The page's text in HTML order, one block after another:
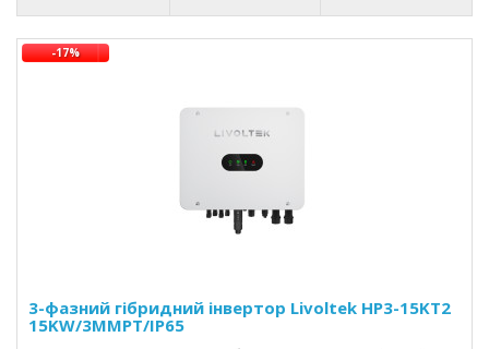
3-фазний гібридний інвертор Livoltek HP3-15KT2
15KW/3MMPT/IP65
-17%